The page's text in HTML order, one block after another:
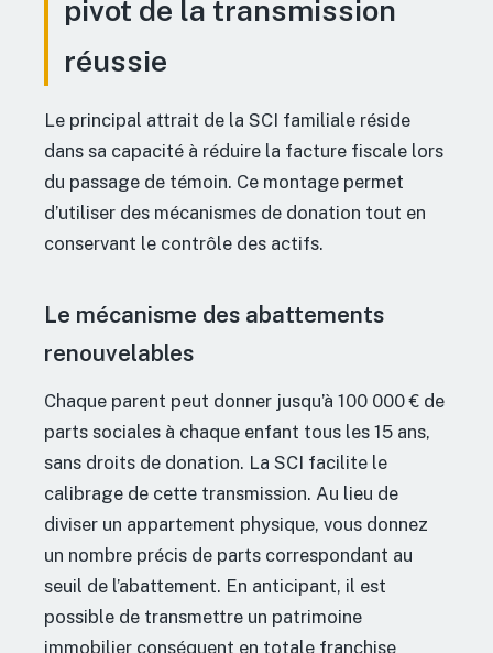
pivot de la transmission
réussie
Le principal attrait de la SCI familiale réside
dans sa capacité à réduire la facture fiscale lors
du passage de témoin. Ce montage permet
d’utiliser des mécanismes de donation tout en
conservant le contrôle des actifs.
Le mécanisme des abattements
renouvelables
Chaque parent peut donner jusqu’à 100 000 € de
parts sociales à chaque enfant tous les 15 ans,
sans droits de donation. La SCI facilite le
calibrage de cette transmission. Au lieu de
diviser un appartement physique, vous donnez
un nombre précis de parts correspondant au
seuil de l’abattement. En anticipant, il est
possible de transmettre un patrimoine
immobilier conséquent en totale franchise